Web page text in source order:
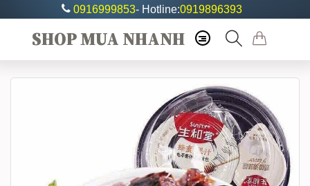
0916999853- Hotline:0919896393
SHOP MUA NHANH